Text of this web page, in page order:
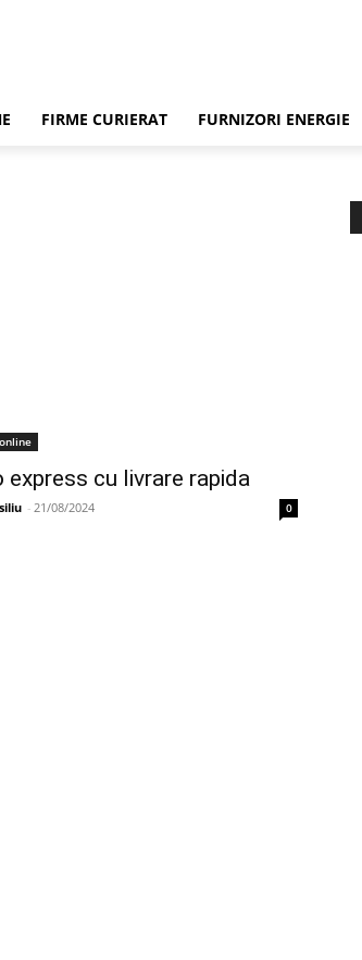
FIRME CURIERAT FURNIZORI ENERGIE
express cu livrare rapida
- 21/08/2024 0